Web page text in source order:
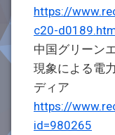
https://
c20-
中国グリーン
現象による電
ディア
https://
id=980265